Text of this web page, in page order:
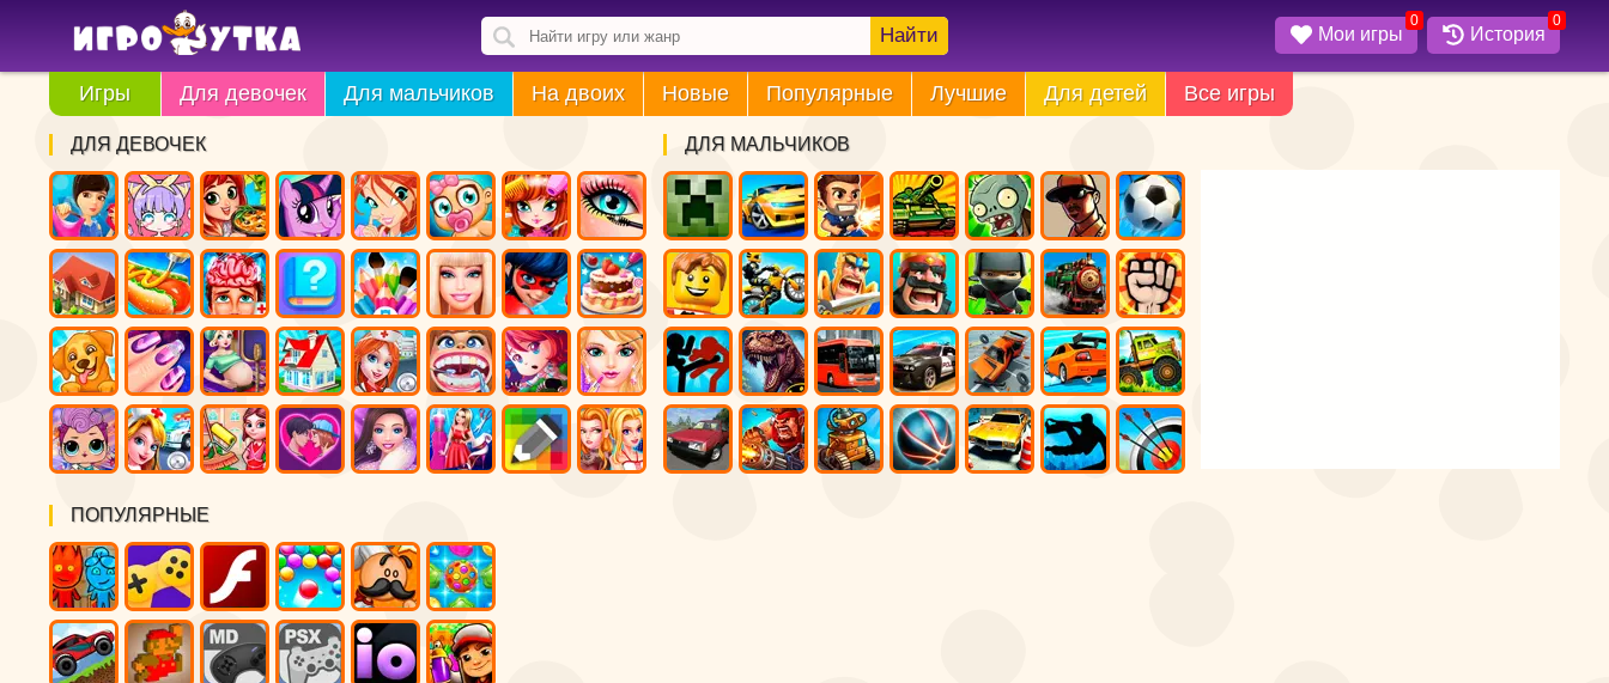
Найти Мои игры
0
История
0
Игры Для девочек Для мальчиков На двоих Новые Популярные Лучшие Для детей Все игры
ДЛЯ МАЛЬЧИКОВ
ДЛЯ ДЕВОЧЕК
ПОПУЛЯРНЫЕ